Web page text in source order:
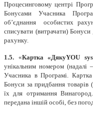
Процесинговому центрі
Бонусами Учасника
об’єднання особистих
списувати (витрачати)
рахунку.
1.5. «Картка «ДякуYOU
унікальним номером (надалі
Учасника в Програмі.
Бонуси за придбання товарів
їх для отримання
передана іншій особі, без